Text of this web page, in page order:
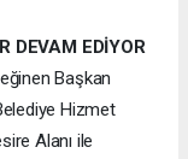
DEVAM EDİYOR
Başkan
Hizmet
Alanı ile